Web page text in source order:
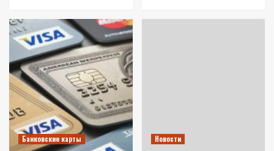
Банковские карты Новости